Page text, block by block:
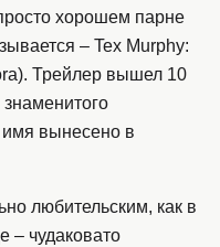
хорошем парне
– Tex Murphy:
Трейлер вышел 10
имя вынесено в
любительским, как в
– чудаковато